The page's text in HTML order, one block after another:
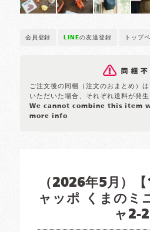
会員登録 LINEの友達登録 トップ
ご注文後の同梱（注文のおまとめ）
いただいた場合、それぞれ送料が発生
We cannot combine this item
more info
（2026年5月）
ャッポ くまの
ャ2-2